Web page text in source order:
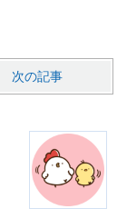
次の記事